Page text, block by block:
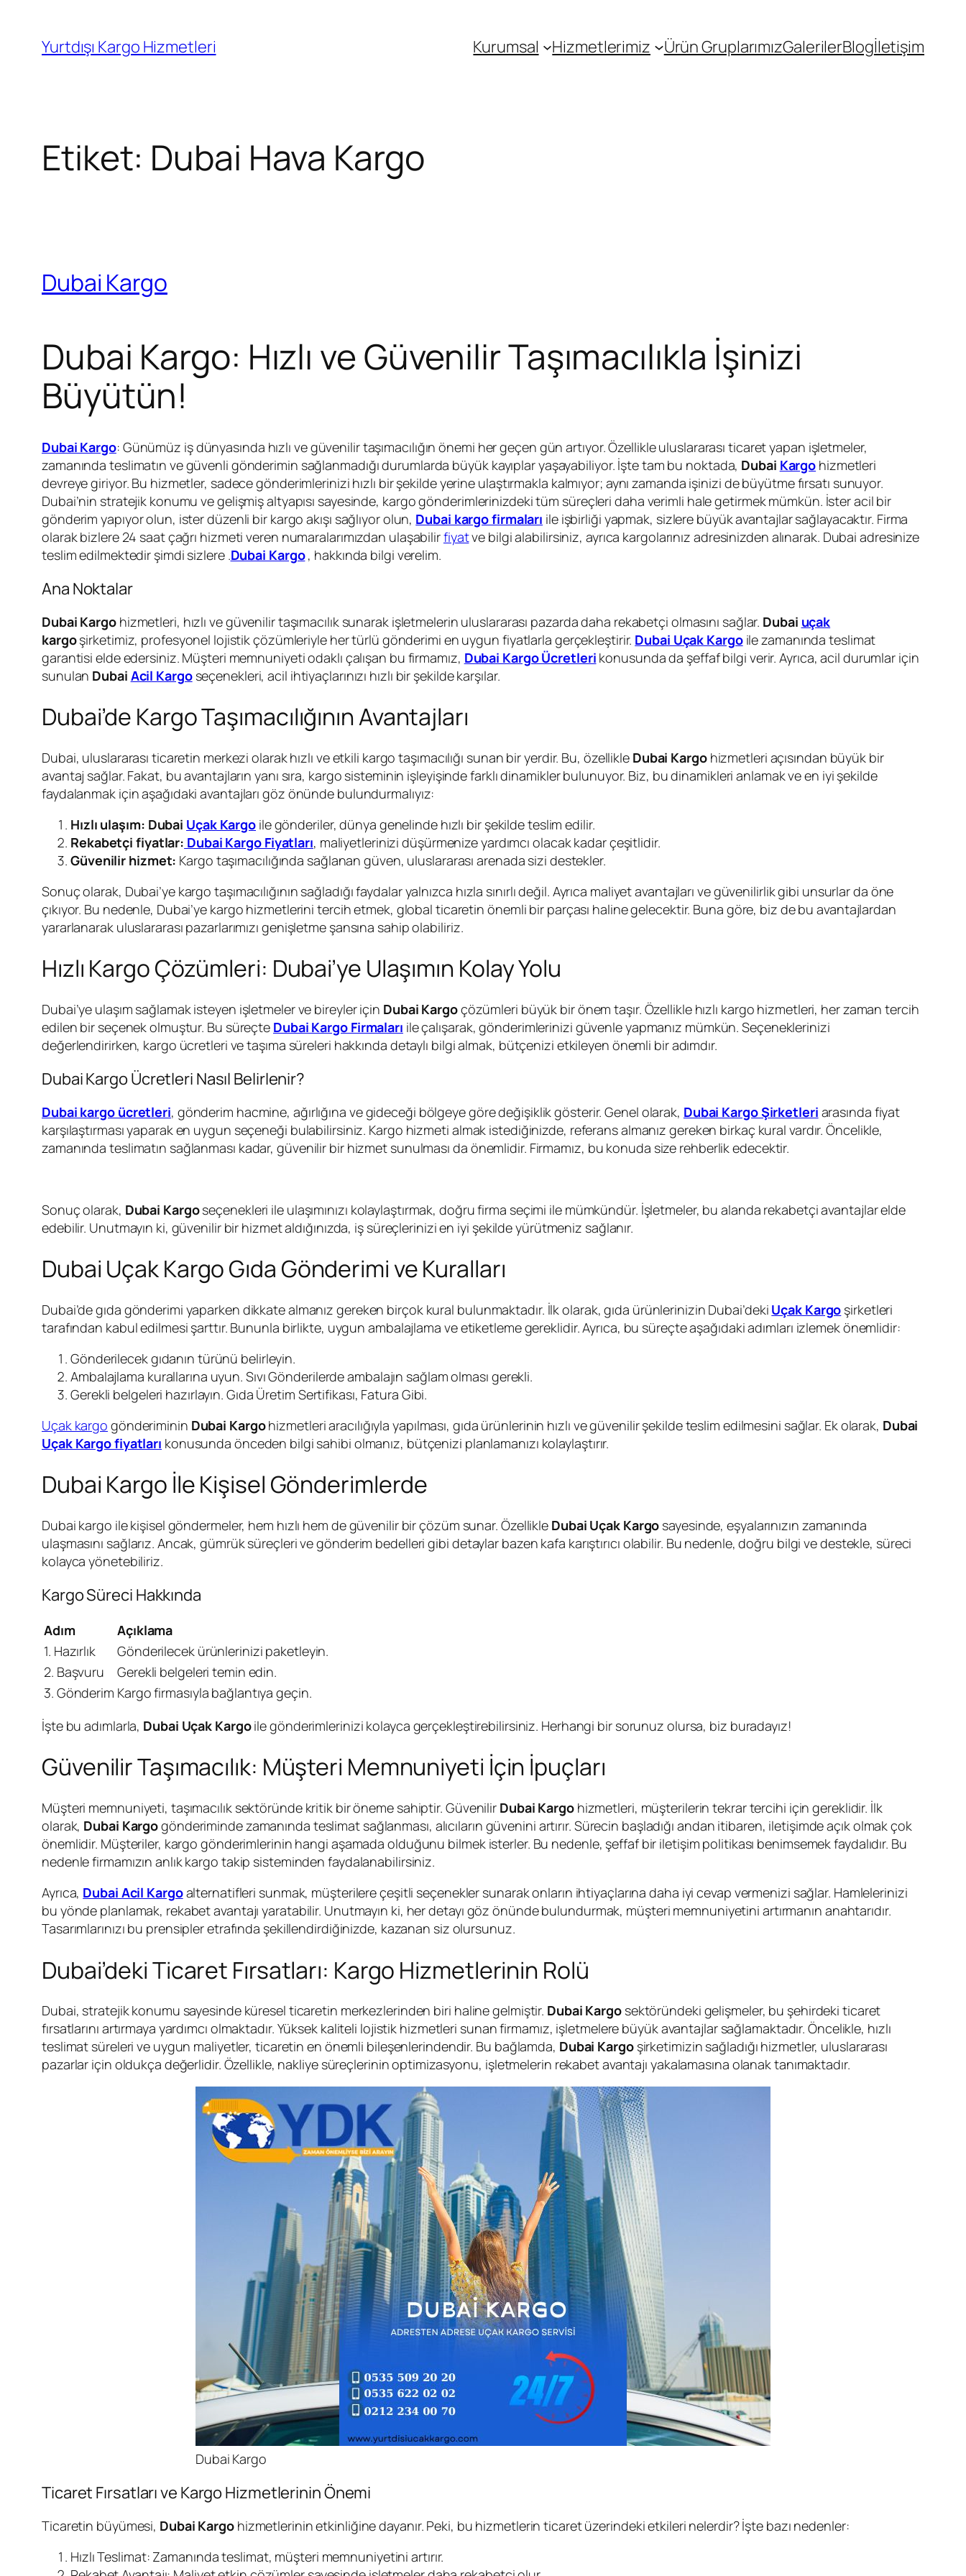
Yurtdışı Kargo Hizmetleri Kurumsal Hizmetlerimiz Ürün GruplarımızGalerilerBlogİletişim
Etiket: Dubai Hava Kargo
Dubai Kargo
Dubai Kargo: Hızlı ve Güvenilir Taşımacılıkla İşinizi
Büyütün!
Dubai Kargo: Günümüz iş dünyasında hızlı ve güvenilir taşımacılığın önemi her geçen gün artıyor. Özellikle uluslararası ticaret yapan işletmeler,
zamanında teslimatın ve güvenli gönderimin sağlanmadığı durumlarda büyük kayıplar yaşayabiliyor. İşte tam bu noktada, Dubai Kargo hizmetleri
devreye giriyor. Bu hizmetler, sadece gönderimlerinizi hızlı bir şekilde yerine ulaştırmakla kalmıyor; aynı zamanda işinizi de büyütme fırsatı sunuyor.
Dubai’nin stratejik konumu ve gelişmiş altyapısı sayesinde, kargo gönderimlerinizdeki tüm süreçleri daha verimli hale getirmek mümkün. İster acil bir
gönderim yapıyor olun, ister düzenli bir kargo akışı sağlıyor olun, Dubai kargo firmaları ile işbirliği yapmak, sizlere büyük avantajlar sağlayacaktır. Firma
olarak bizlere 24 saat çağrı hizmeti veren numaralarımızdan ulaşabilirfiyatve bilgi alabilirsiniz, ayrıca kargolarınız adresinizden alınarak. Dubai adresinize
teslim edilmektedir şimdi sizlere .Dubai Kargo, hakkında bilgi verelim.
Ana Noktalar
Dubai Kargohizmetleri, hızlı ve güvenilir taşımacılık sunarak işletmelerin uluslararası pazarda daha rekabetçi olmasını sağlar. Dubai uçak
kargoşirketimiz, profesyonel lojistik çözümleriyle her türlü gönderimi en uygun fiyatlarla gerçekleştirir. Dubai Uçak Kargoile zamanında teslimat
garantisi elde edersiniz. Müşteri memnuniyeti odaklı çalışan bu firmamız, Dubai Kargo Ücretleri konusunda da şeffaf bilgi verir. Ayrıca, acil durumlar için
sunulan Dubai Acil Kargoseçenekleri, acil ihtiyaçlarınızı hızlı bir şekilde karşılar.
Dubai’de Kargo Taşımacılığının Avantajları
Dubai, uluslararası ticaretin merkezi olarak hızlı ve etkili kargo taşımacılığı sunan bir yerdir. Bu, özellikle Dubai Kargohizmetleri açısından büyük bir
avantaj sağlar. Fakat, bu avantajların yanı sıra, kargo sisteminin işleyişinde farklı dinamikler bulunuyor. Biz, bu dinamikleri anlamak ve en iyi şekilde
faydalanmak için aşağıdaki avantajları göz önünde bulundurmalıyız:
Hızlı ulaşım: Dubai Uçak Kargo ile gönderiler, dünya genelinde hızlı bir şekilde teslim edilir.
Rekabetçi fiyatlar: Dubai Kargo Fiyatları, maliyetlerinizi düşürmenize yardımcı olacak kadar çeşitlidir.
Güvenilir hizmet: Kargo taşımacılığında sağlanan güven, uluslararası arenada sizi destekler.
Sonuç olarak, Dubai’ye kargo taşımacılığının sağladığı faydalar yalnızca hızla sınırlı değil. Ayrıca maliyet avantajları ve güvenilirlik gibi unsurlar da öne
çıkıyor. Bu nedenle, Dubai’ye kargo hizmetlerini tercih etmek, global ticaretin önemli bir parçası haline gelecektir. Buna göre, biz de bu avantajlardan
yararlanarak uluslararası pazarlarımızı genişletme şansına sahip olabiliriz.
Hızlı Kargo Çözümleri: Dubai’ye Ulaşımın Kolay Yolu
Dubai’ye ulaşım sağlamak isteyen işletmeler ve bireyler için Dubai Kargoçözümleri büyük bir önem taşır. Özellikle hızlı kargo hizmetleri, her zaman tercih
edilen bir seçenek olmuştur. Bu süreçte Dubai Kargo Firmaları ile çalışarak, gönderimlerinizi güvenle yapmanız mümkün. Seçeneklerinizi
değerlendirirken, kargo ücretleri ve taşıma süreleri hakkında detaylı bilgi almak, bütçenizi etkileyen önemli bir adımdır.
Dubai Kargo Ücretleri Nasıl Belirlenir?
Dubai kargo ücretleri, gönderim hacmine, ağırlığına ve gideceği bölgeye göre değişiklik gösterir. Genel olarak, Dubai Kargo Şirketleri arasında fiyat
karşılaştırması yaparak en uygun seçeneği bulabilirsiniz. Kargo hizmeti almak istediğinizde, referans almanız gereken birkaç kural vardır. Öncelikle,
zamanında teslimatın sağlanması kadar, güvenilir bir hizmet sunulması da önemlidir. Firmamız, bu konuda size rehberlik edecektir.
Sonuç olarak, Dubai Kargoseçenekleri ile ulaşımınızı kolaylaştırmak, doğru firma seçimi ile mümkündür. İşletmeler, bu alanda rekabetçi avantajlar elde
edebilir. Unutmayın ki, güvenilir bir hizmet aldığınızda, iş süreçlerinizi en iyi şekilde yürütmeniz sağlanır.
Dubai Uçak Kargo Gıda Gönderimi ve Kuralları
Dubai’de gıda gönderimi yaparken dikkate almanız gereken birçok kural bulunmaktadır. İlk olarak, gıda ürünlerinizin Dubai’deki Uçak Kargo şirketleri
tarafından kabul edilmesi şarttır. Bununla birlikte, uygun ambalajlama ve etiketleme gereklidir. Ayrıca, bu süreçte aşağıdaki adımları izlemek önemlidir:
Gönderilecek gıdanın türünü belirleyin.
Ambalajlama kurallarına uyun. Sıvı Gönderilerde ambalajın sağlam olması gerekli.
Gerekli belgeleri hazırlayın. Gıda Üretim Sertifikası, Fatura Gibi.
Uçak kargo gönderiminin Dubai Kargohizmetleri aracılığıyla yapılması, gıda ürünlerinin hızlı ve güvenilir şekilde teslim edilmesini sağlar. Ek olarak, Dubai
Uçak Kargo fiyatları konusunda önceden bilgi sahibi olmanız, bütçenizi planlamanızı kolaylaştırır.
Dubai Kargo İle Kişisel Gönderimlerde
Dubai kargo ile kişisel göndermeler, hem hızlı hem de güvenilir bir çözüm sunar. Özellikle Dubai Uçak Kargo sayesinde, eşyalarınızın zamanında
ulaşmasını sağlarız. Ancak, gümrük süreçleri ve gönderim bedelleri gibi detaylar bazen kafa karıştırıcı olabilir. Bu nedenle, doğru bilgi ve destekle, süreci
kolayca yönetebiliriz.
Kargo Süreci Hakkında
Adım
Açıklama
1. Hazırlık
Gönderilecek ürünlerinizi paketleyin.
2. Başvuru
Gerekli belgeleri temin edin.
3. Gönderim Kargo firmasıyla bağlantıya geçin.
İşte bu adımlarla, Dubai Uçak Kargoile gönderimlerinizi kolayca gerçekleştirebilirsiniz. Herhangi bir sorunuz olursa, biz buradayız!
Güvenilir Taşımacılık: Müşteri Memnuniyeti İçin İpuçları
Müşteri memnuniyeti, taşımacılık sektöründe kritik bir öneme sahiptir. Güvenilir Dubai Kargohizmetleri, müşterilerin tekrar tercihi için gereklidir. İlk
olarak, Dubai Kargogönderiminde zamanında teslimat sağlanması, alıcıların güvenini artırır. Sürecin başladığı andan itibaren, iletişimde açık olmak çok
önemlidir. Müşteriler, kargo gönderimlerinin hangi aşamada olduğunu bilmek isterler. Bu nedenle, şeffaf bir iletişim politikası benimsemek faydalıdır. Bu
nedenle firmamızın anlık kargo takip sisteminden faydalanabilirsiniz.
Ayrıca, Dubai Acil Kargoalternatifleri sunmak, müşterilere çeşitli seçenekler sunarak onların ihtiyaçlarına daha iyi cevap vermenizi sağlar. Hamlelerinizi
bu yönde planlamak, rekabet avantajı yaratabilir. Unutmayın ki, her detayı göz önünde bulundurmak, müşteri memnuniyetini artırmanın anahtarıdır.
Tasarımlarınızı bu prensipler etrafında şekillendirdiğinizde, kazanan siz olursunuz.
Dubai’deki Ticaret Fırsatları: Kargo Hizmetlerinin Rolü
Dubai, stratejik konumu sayesinde küresel ticaretin merkezlerinden biri haline gelmiştir. Dubai Kargosektöründeki gelişmeler, bu şehirdeki ticaret
fırsatlarını artırmaya yardımcı olmaktadır. Yüksek kaliteli lojistik hizmetleri sunan firmamız, işletmelere büyük avantajlar sağlamaktadır. Öncelikle, hızlı
teslimat süreleri ve uygun maliyetler, ticaretin en önemli bileşenlerindendir. Bu bağlamda, Dubai Kargoşirketimizin sağladığı hizmetler, uluslararası
pazarlar için oldukça değerlidir. Özellikle, nakliye süreçlerinin optimizasyonu, işletmelerin rekabet avantajı yakalamasına olanak tanımaktadır.
Dubai Kargo
Ticaret Fırsatları ve Kargo Hizmetlerinin Önemi
Ticaretin büyümesi, Dubai Kargohizmetlerinin etkinliğine dayanır. Peki, bu hizmetlerin ticaret üzerindeki etkileri nelerdir? İşte bazı nedenler:
Hızlı Teslimat: Zamanında teslimat, müşteri memnuniyetini artırır.